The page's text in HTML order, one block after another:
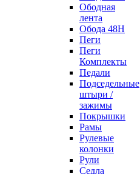
Ободная
лента
Обода 48H
Пеги
Пеги
Комплекты
Педали
Подседельные
штыри /
зажимы
Покрышки
Рамы
Рулевые
колонки
Рули
Седла